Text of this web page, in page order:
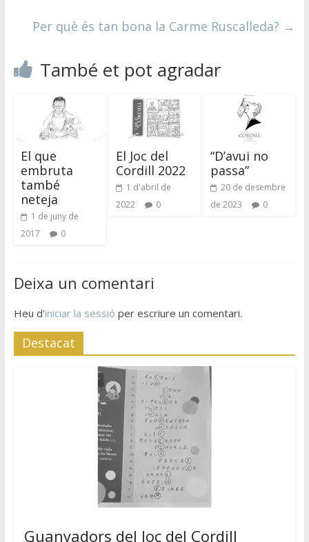
Per què és tan bona la Carme Ruscalleda? →
També et pot agradar
El que
embruta
també
neteja
1 de juny de
2017
0
El Joc del
Cordill 2022
1 d'abril de
2022
0
“D’avui no
passa”
20 de desembre
de 2023
0
Deixa un comentari
Heu d'iniciar la sessió per escriure un comentari.
Destacat
Guanyadors del Joc del Cordill